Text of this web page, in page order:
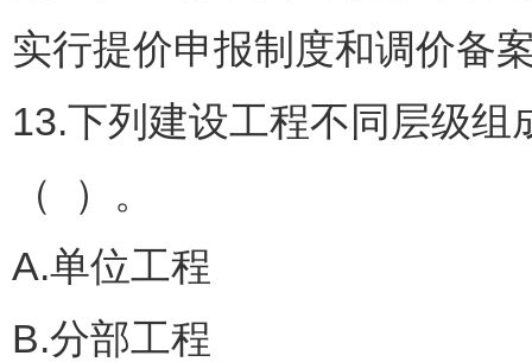
实行提价申报制度和调价备
13.下列建设工程不同层级
（ ）。
A.单位工程
B.分部工程